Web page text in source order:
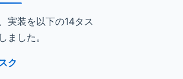
実装を以下の14タス
ました。
ク